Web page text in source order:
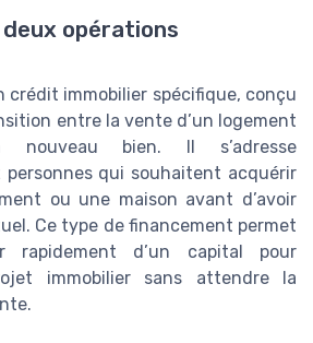
opérations
crédit immobilier spécifique, conçu
entre la vente d’un logement
nouveau bien. Il s’adresse
personnes qui souhaitent acquérir
ou une maison avant d’avoir
Ce type de financement permet
rapidement d’un capital pour
immobilier sans attendre la